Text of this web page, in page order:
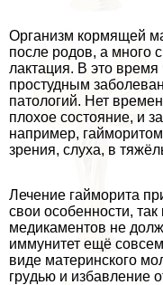
Организм кормящей
после родов, а много
лактация. В это
простудным
патологий. Нет
плохое состояние, и
например,
зрения, слуха, в
Лечение гайморита
свои особенности,
медикаментов не
иммунитет ещё
виде материнского
гpyдью и избавление